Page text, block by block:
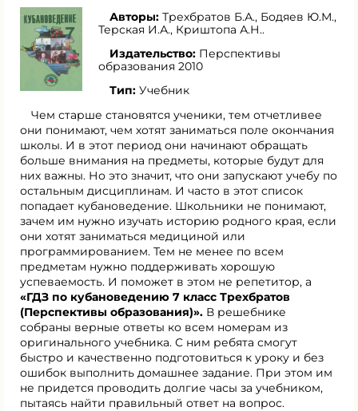
Авторы: Трехбратов Б.А., Бодяев Ю.М.,
Терская И.А., Криштопа А.Н..
Издательство: Перспективы
образования 2010
Тип: Учебник
Чем старше становятся ученики, тем отчетливее
они понимают, чем хотят заниматься поле окончания
школы. И в этот период они начинают обращать
больше внимания на предметы, которые будут для
них важны. Но это значит, что они запускают учебу по
остальным дисциплинам. И часто в этот список
попадает кубановедение. Школьники не понимают,
зачем им нужно изучать историю родного края, если
они хотят заниматься медициной или
программированием. Тем не менее по всем
предметам нужно поддерживать хорошую
успеваемость. И поможет в этом не репетитор, а
«ГДЗ по кубановедению 7 класс Трехбратов
(Перспективы образования)». В решебнике
собраны верные ответы ко всем номерам из
оригинального учебника. С ним ребята смогут
быстро и качественно подготовиться к уроку и без
ошибок выполнить домашнее задание. При этом им
не придется проводить долгие часы за учебником,
пытаясь найти правильный ответ на вопрос.